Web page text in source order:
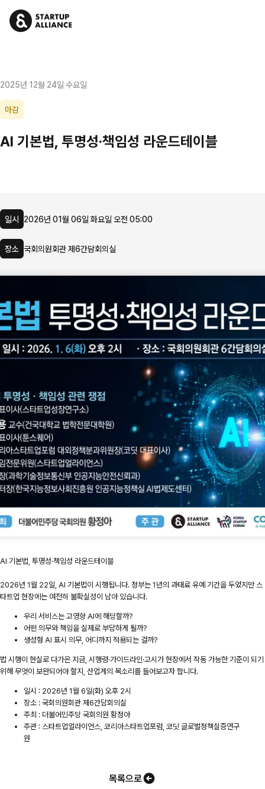
2025년 12월 24일 수요일
마감
AI 기본법, 투명성·책임성 라운드테이블
일시 2026년 01월 06일 화요일 오전 05:00
장소 국회의원회관 제6간담회의실
AI 기본법, 투명성·책임성 라운드테이블
2026년 1월 22일, AI 기본법이 시행됩니다. 정부는 1년의 과태료 유예 기간을 두었지만 스
타트업 현장에는 여전히 불확실성이 남아 있습니다.
우리 서비스는 고영향 AI에 해당할까?
어떤 의무와 책임을 실제로 부담하게 될까?
생성형 AI 표시 의무, 어디까지 적용되는 걸까?
법 시행이 현실로 다가온 지금, 시행령·가이드라인·고시가 현장에서 작동 가능한 기준이 되기
위해 무엇이 보완되어야 할지, 산업계의 목소리를 들어보고자 합니다.
일시 : 2026년 1월 6일(화) 오후 2시
장소 : 국회의원회관 제6간담회의실
주최 : 더불어민주당 국회의원 황정아
주관 : 스타트업얼라이언스, 코리아스타트업포럼, 코딧 글로벌정책실증연구
원
목록으로